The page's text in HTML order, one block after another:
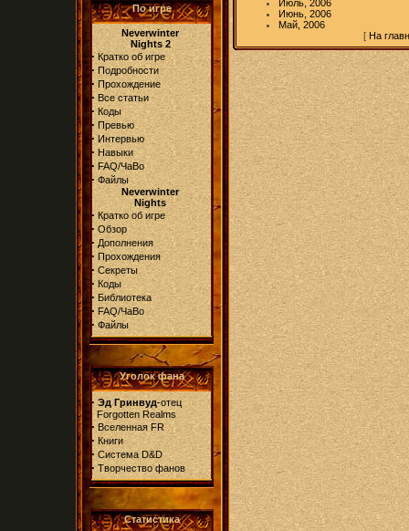
По игре
Neverwinter
Nights 2
· Кратко об игре
· Подробности
· Прохождение
· Все статьи
· Коды
· Превью
· Интервью
· Навыки
· FAQ/ЧаВо
· Файлы
Neverwinter
Nights
· Кратко об игре
· Обзор
· Дополнения
· Прохождения
· Секреты
· Коды
· Библиотека
· FAQ/ЧаВо
· Файлы
Уголок фана
· Эд Гринвуд-отец
Forgotten Realms
· Вселенная FR
· Книги
· Система D&D
· Творчество фанов
Статистика
Июль, 2006
Июнь, 2006
Май, 2006
[ На